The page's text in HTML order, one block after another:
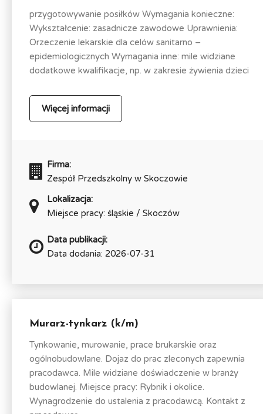
przygotowywanie posiłków Wymagania konieczne:
Wykształcenie: zasadnicze zawodowe Uprawnienia:
Orzeczenie lekarskie dla celów sanitarno –
epidemiologicznych Wymagania inne: mile widziane
dodatkowe kwalifikacje, np. w zakresie żywienia dzieci
Więcej informacji
Firma:
Zespół Przedszkolny w Skoczowie
Lokalizacja:
Miejsce pracy: śląskie / Skoczów
Data publikacji:
Data dodania: 2026-07-31
Murarz-tynkarz (k/m)
Tynkowanie, murowanie, prace brukarskie oraz
ogólnobudowlane. Dojaz do prac zleconych zapewnia
pracodawca. Mile widziane doświadczenie w branży
budowlanej. Miejsce pracy: Rybnik i okolice.
Wynagrodzenie do ustalenia z pracodawcą. Kontakt z